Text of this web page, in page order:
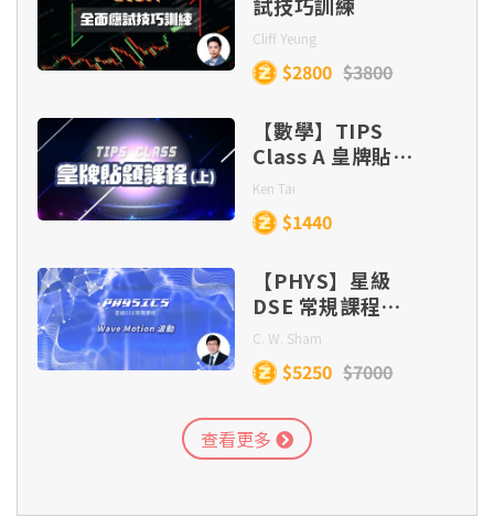
2BIII. Order of reactions (III)
2BIV. Order of reactions (IV)
2C. Experimental determination of rate
equation
3. Summary
3AI. Activation energy and energy profile (I)
3AII. Activation energy and energy profile (II)
3AIII. Activation energy and energy profile
(V)
(VI)
1AVII. Detecting the presence of ionic species
(VII)
1BI. Chemical tests for detecting the
presence of various functional groups in
carbon compound (I)
1BII. Chemical tests for detecting the
presence of various functional groups in
Cliff Yeung
$2800 $3800
【數學】TIPS
Class A 皇牌貼題
課程 (目標
Lv.5/5*/5**)
Ken Tai
$1440
【PHYS】星級
DSE 常規課程
(Section C) –
Wave Motion
C. W. Sham
$5250 $7000
查看更多